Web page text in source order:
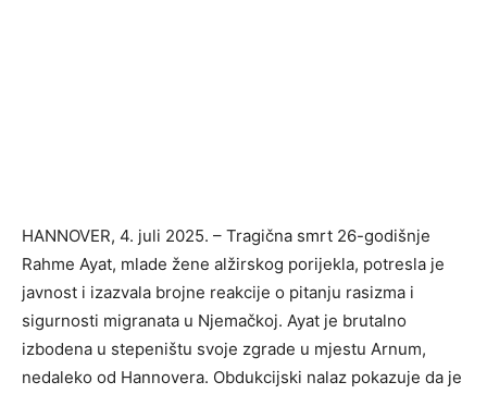
HANNOVER, 4. juli 2025. – Tragična smrt 26-godišnje
Rahme Ayat, mlade žene alžirskog porijekla, potresla je
javnost i izazvala brojne reakcije o pitanju rasizma i
sigurnosti migranata u Njemačkoj. Ayat je brutalno
izbodena u stepeništu svoje zgrade u mjestu Arnum,
nedaleko od Hannovera. Obdukcijski nalaz pokazuje da je